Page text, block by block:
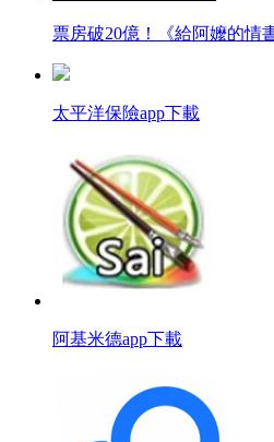
票房破20億！《給阿嬤的情
太平洋保險app下載
阿基米德app下載